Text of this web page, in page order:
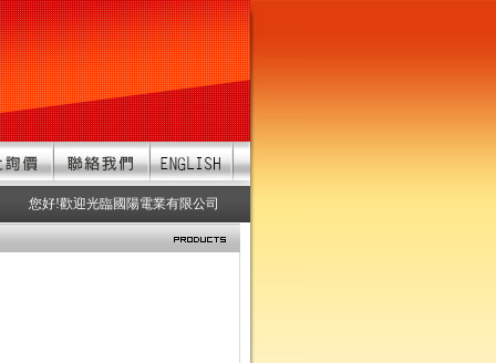
您好!歡迎光臨國陽電業有限公司 服務項目：防水連接器、防水接頭、防水連